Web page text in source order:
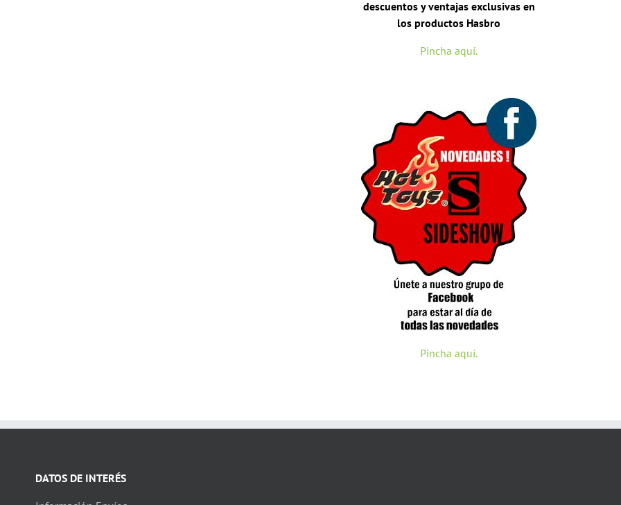
descuentos y ventajas exclusivas en
los productos Hasbro
Pincha aquí.
Pincha aquí.
DATOS DE INTERÉS